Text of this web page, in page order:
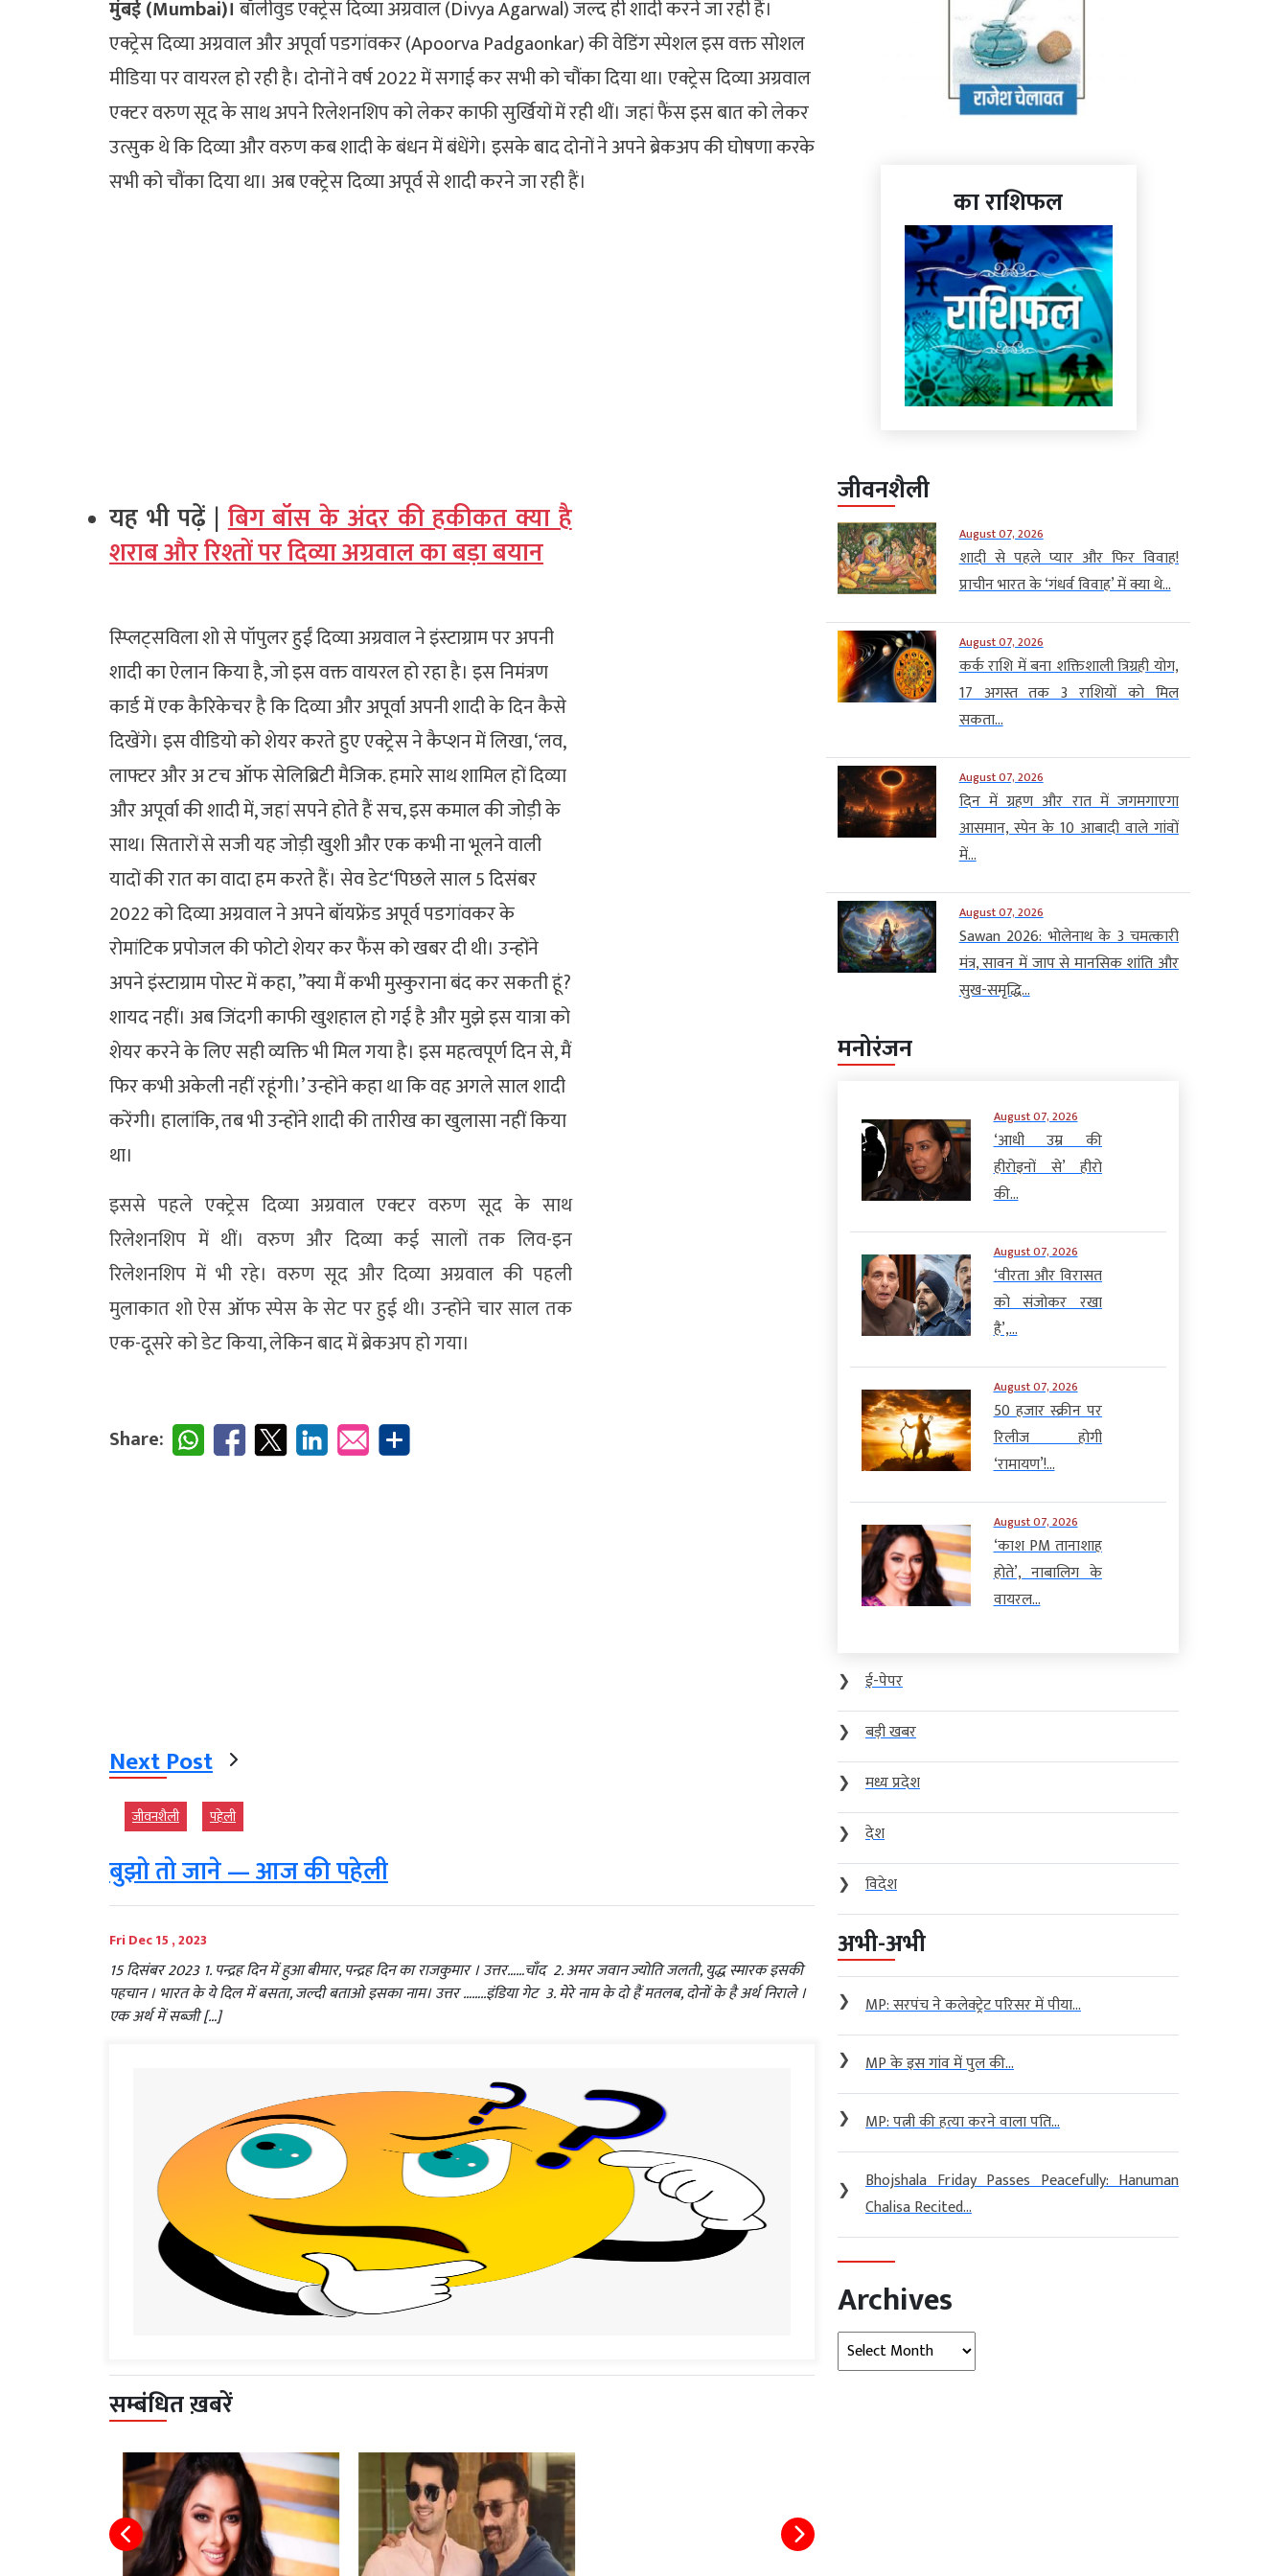
मुंबई (Mumbai)। बॉलीवुड एक्ट्रेस दिव्या अग्रवाल (Divya Agarwal) जल्द ही शादी करने जा रही हैं।
एक्ट्रेस दिव्या अग्रवाल और अपूर्वा पडगांवकर (Apoorva Padgaonkar) की वेडिंग स्पेशल इस वक्त सोशल
मीडिया पर वायरल हो रही है। दोनों ने वर्ष 2022 में सगाई कर सभी को चौंका दिया था। एक्ट्रेस दिव्या अग्रवाल
एक्टर वरुण सूद के साथ अपने रिलेशनशिप को लेकर काफी सुर्खियों में रही थीं। जहां फैंस इस बात को लेकर
उत्सुक थे कि दिव्या और वरुण कब शादी के बंधन में बंधेंगे। इसके बाद दोनों ने अपने ब्रेकअप की घोषणा करके
सभी को चौंका दिया था। अब एक्ट्रेस दिव्या अपूर्व से शादी करने जा रही हैं।
यह भी पढ़ें |बिग बॉस के अंदर की हकीकत क्या है
शराब और रिश्तों पर दिव्या अग्रवाल का बड़ा बयान
स्प्लिट्सविला शो से पॉपुलर हुईं दिव्या अग्रवाल ने इंस्टाग्राम पर अपनी
शादी का ऐलान किया है, जो इस वक्त वायरल हो रहा है। इस निमंत्रण
कार्ड में एक कैरिकेचर है कि दिव्या और अपूर्वा अपनी शादी के दिन कैसे
दिखेंगे। इस वीडियो को शेयर करते हुए एक्ट्रेस ने कैप्शन में लिखा, ‘लव,
लाफ्टर और अ टच ऑफ सेलिब्रिटी मैजिक. हमारे साथ शामिल हों दिव्या
और अपूर्वा की शादी में, जहां सपने होते हैं सच, इस कमाल की जोड़ी के
साथ। सितारों से सजी यह जोड़ी खुशी और एक कभी ना भूलने वाली
यादों की रात का वादा हम करते हैं। सेव डेट‘पिछले साल 5 दिसंबर
2022 को दिव्या अग्रवाल ने अपने बॉयफ्रेंड अपूर्व पडगांवकर के
रोमांटिक प्रपोजल की फोटो शेयर कर फैंस को खबर दी थी। उन्होंने
अपने इंस्टाग्राम पोस्ट में कहा, ”क्या मैं कभी मुस्कुराना बंद कर सकती हूं?
शायद नहीं। अब जिंदगी काफी खुशहाल हो गई है और मुझे इस यात्रा को
शेयर करने के लिए सही व्यक्ति भी मिल गया है। इस महत्वपूर्ण दिन से, मैं
फिर कभी अकेली नहीं रहूंगी।’ उन्होंने कहा था कि वह अगले साल शादी
करेंगी। हालांकि, तब भी उन्होंने शादी की तारीख का खुलासा नहीं किया
था।
इससे पहले एक्ट्रेस दिव्या अग्रवाल एक्टर वरुण सूद के साथ
रिलेशनशिप में थीं। वरुण और दिव्या कई सालों तक लिव-इन
रिलेशनशिप में भी रहे। वरुण सूद और दिव्या अग्रवाल की पहली
मुलाकात शो ऐस ऑफ स्पेस के सेट पर हुई थी। उन्होंने चार साल तक
एक-दूसरे को डेट किया, लेकिन बाद में ब्रेकअप हो गया।
Share:
Next Post
जीवनशैली पहेली
बुझो तो जाने — आज की पहेली
Fri Dec 15 , 2023
15 दिसंबर 2023 1. पन्द्रह दिन में हुआ बीमार, पन्द्रह दिन का राजकुमार । उत्तर……चाँद 2. अमर जवान ज्योति जलती, युद्ध स्मारक इसकी
पहचान । भारत के ये दिल में बसता, जल्दी बताओ इसका नाम। उत्तर ……..इंडिया गेट 3. मेरे नाम के दो हैं मतलब, दोनों के है अर्थ निराले ।
एक अर्थ में सब्जी […]
सम्बंधित ख़बरें
का राशिफल
जीवनशैली
August 07, 2026
शादी से पहले प्यार और फिर विवाह!
प्राचीन भारत के ‘गंधर्व विवाह’ में क्या थे...
August 07, 2026
कर्क राशि में बना शक्तिशाली त्रिग्रही योग,
17 अगस्त तक 3 राशियों को मिल
सकता...
August 07, 2026
दिन में ग्रहण और रात में जगमगाएगा
आसमान, स्पेन के 10 आबादी वाले गांवों
में...
August 07, 2026
Sawan 2026: भोलेनाथ के 3 चमत्कारी
मंत्र, सावन में जाप से मानसिक शांति और
सुख-समृद्धि...
मनोरंजन
August 07, 2026
‘आधी उम्र की
हीरोइनों से’ हीरो
की...
August 07, 2026
‘वीरता और विरासत
को संजोकर रखा
है’,...
August 07, 2026
50 हजार स्क्रीन पर
रिलीज होगी
‘रामायण’!...
August 07, 2026
‘काश PM तानाशाह
होते’, नाबालिग के
वायरल...
❯
ई-पेपर
❯
बड़ी खबर
❯
मध्य प्रदेश
❯
देश
❯
विदेश
अभी-अभी
❯ MP: सरपंच ने कलेक्ट्रेट परिसर में पीया...
❯ MP के इस गांव में पुल की...
❯ MP: पत्नी की हत्या करने वाला पति...
❯
Bhojshala Friday Passes Peacefully: Hanuman
Chalisa Recited...
Archives
Archives